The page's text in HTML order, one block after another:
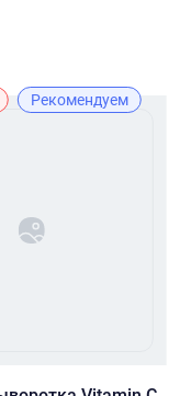
Рекомендуем